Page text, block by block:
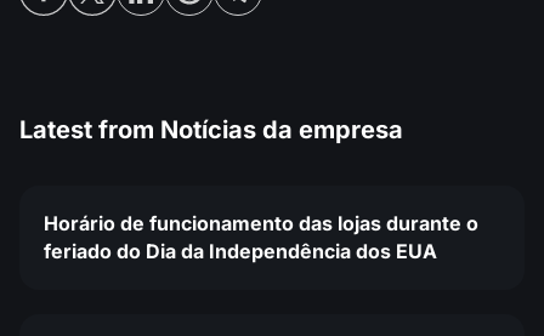
Latest from Notícias da empresa
Horário de funcionamento das lojas durante o
feriado do Dia da Independência dos EUA